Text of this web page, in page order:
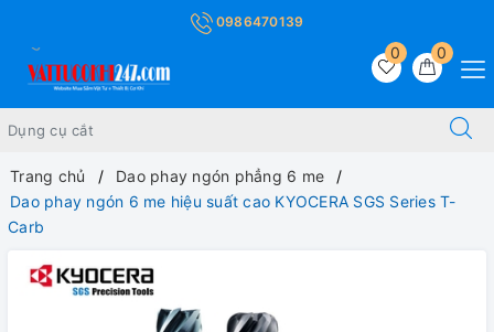
0986470139
0
0
Trang chủ
Dao phay ngón phẳng 6 me
Dao phay ngón 6 me hiệu suất cao KYOCERA SGS Series T-
Carb